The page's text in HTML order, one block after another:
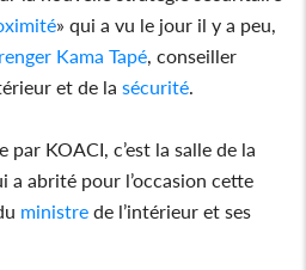
» qui a vu le jour il y a peu,
Kama Tapé , conseiller
et de lasécurité
KOACI, c’est la salle de la
a abrité pour l’occasion cette
ministre de l’intérieur et ses